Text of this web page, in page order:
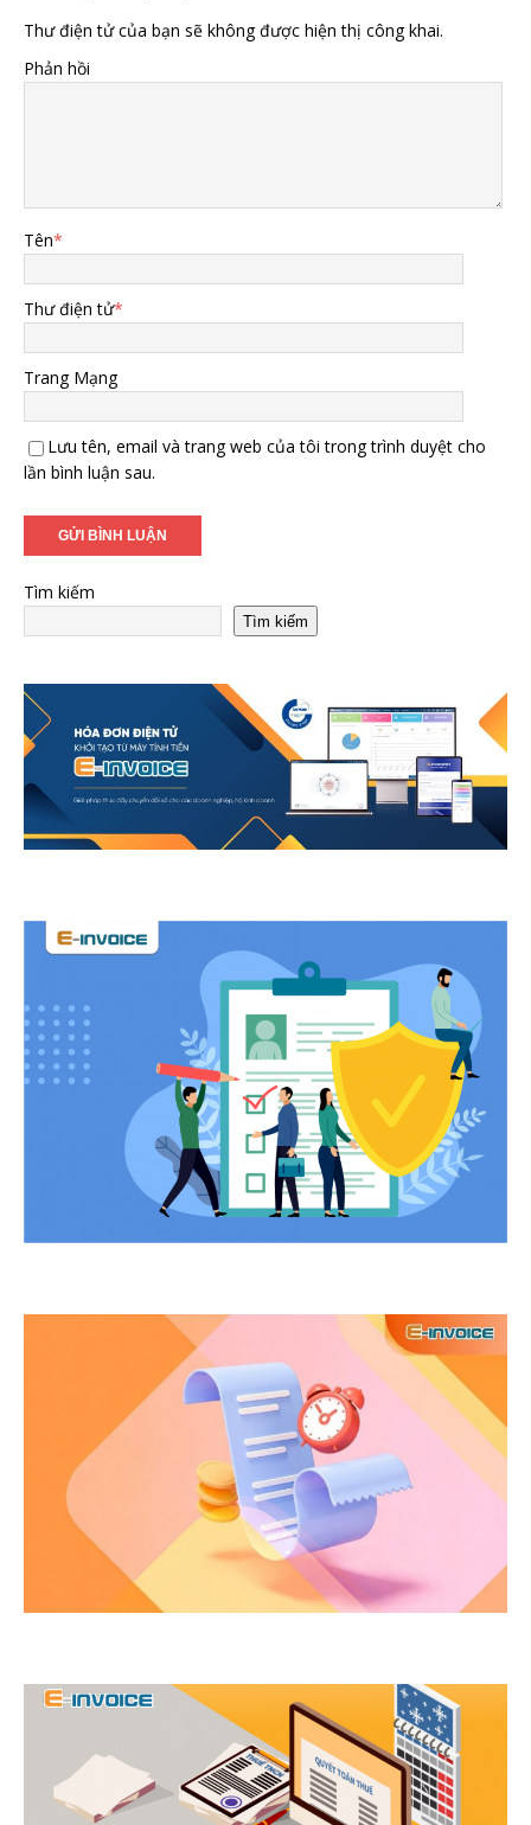
Thư điện tử của bạn sẽ không được hiện thị công khai.
Phản hồi
Tên*
Thư điện tử*
Trang Mạng
Lưu tên, email và trang web của tôi trong trình duyệt cho
lần bình luận sau.
Tìm kiếm
Tìm kiếm